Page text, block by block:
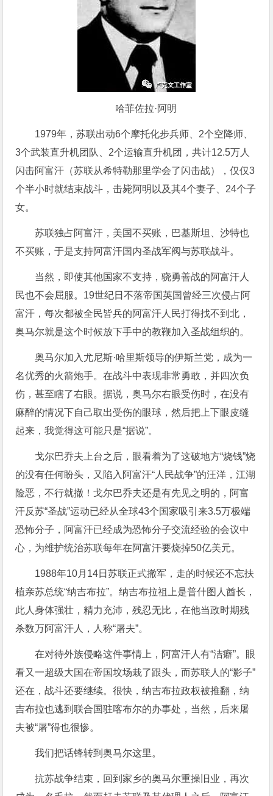
哈菲佐拉·阿明
1979年，苏联出动6个摩托化步兵师、2个空降师、
3个武装直升机团队、2个运输直升机团，共计12.5万人
闪击阿富汗（苏联从希特勒那里学会了闪击战），仅仅3
个半小时就结束战斗，击毙阿明以及其4个妻子、24个子
女。
苏联独占阿富汗，美国不买账，巴基斯坦、沙特也
不买账，于是支持阿富汗国内圣战军阀与苏联战斗。
当然，即使其他国家不支持，骁勇善战的阿富汗人
民也不会屈服。19世纪日不落帝国英国曾经三次侵占阿
富汗，每次都被全民皆兵的阿富汗人民打得找不到北，
奥马尔就是这个时候放下手中的教鞭加入圣战组织的。
奥马尔加入尤尼斯·哈里斯领导的伊斯兰党，成为一
名优秀的火箭炮手。在战斗中表现非常勇敢，并四次负
伤，甚至瞎了右眼。据说，奥马尔右眼受伤时，在没有
麻醉的情况下自己取出受伤的眼球，然后把上下眼皮缝
起来，我觉得这可能只是“据说”。
戈尔巴乔夫上台之后，眼看着为了这破地方“烧钱”烧
的没有任何盼头，又陷入阿富汗“人民战争”的汪洋，江湖
险恶，不行就撤！戈尔巴乔夫还是有先见之明的，阿富
汗反苏“圣战”运动已经从全球43个国家吸引来3.5万极端
恐怖分子，阿富汗已经成为恐怖分子交流经验的会议中
心，为维护统治苏联每年在阿富汗要烧掉50亿美元。
1988年10月14日苏联正式撤军，走的时候还不忘扶
植亲苏总统“纳吉布拉”。纳吉布拉祖上是普什图人酋长，
此人身体强壮，精力充沛，残忍无比，在他当政时期残
杀数万阿富汗人，人称“屠夫”。
在对待外族侵略这件事情上，阿富汗人有“洁癖”。眼
看又一超级大国在帝国坟场栽了跟头，而苏联人的“影子”
还在，战斗还要继续。很快，纳吉布拉政权被推翻，纳
吉布拉也逃到联合国驻喀布尔的办事处，当然，后来屠
夫被“屠”得也很惨。
我们把话锋转到奥马尔这里。
抗苏战争结束，回到家乡的奥马尔重操旧业，再次